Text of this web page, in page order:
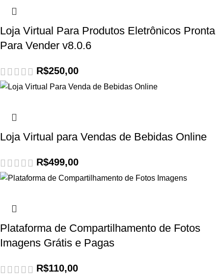
Loja Virtual Para Produtos Eletrônicos Pronta
Para Vender v8.0.6
R$250,00
Loja Virtual para Vendas de Bebidas Online
R$499,00
Plataforma de Compartilhamento de Fotos
Imagens Grátis e Pagas
R$110,00